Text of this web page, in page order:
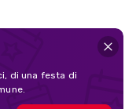
di una festa di